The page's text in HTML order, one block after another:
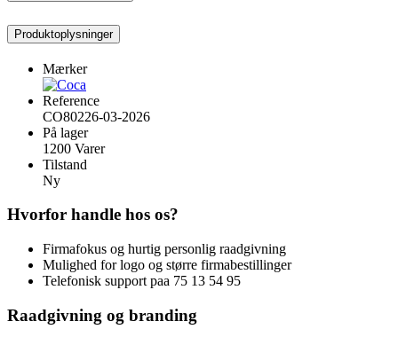
Produktoplysninger
Mærker
Reference
CO80226-03-2026
På lager
1200 Varer
Tilstand
Ny
Hvorfor handle hos os?
Firmafokus og hurtig personlig raadgivning
Mulighed for logo og større firmabestillinger
Telefonisk support paa 75 13 54 95
Raadgivning og branding